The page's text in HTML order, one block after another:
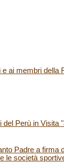
e ai membri della
del Perù in Visita
Padre a firma
le società